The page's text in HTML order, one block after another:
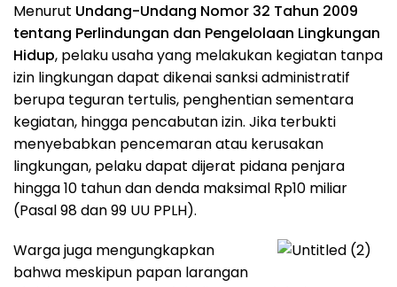
Menurut Undang-Undang Nomor 32 Tahun 2009
tentang Perlindungan dan Pengelolaan Lingkungan
Hidup, pelaku usaha yang melakukan kegiatan tanpa
izin lingkungan dapat dikenai sanksi administratif
berupa teguran tertulis, penghentian sementara
kegiatan, hingga pencabutan izin. Jika terbukti
menyebabkan pencemaran atau kerusakan
lingkungan, pelaku dapat dijerat pidana penjara
hingga 10 tahun dan denda maksimal Rp10 miliar
(Pasal 98 dan 99 UU PPLH).
Warga juga mengungkapkan
bahwa meskipun papan larangan